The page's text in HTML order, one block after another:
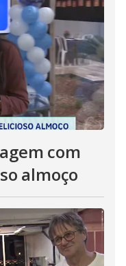
com
almoço